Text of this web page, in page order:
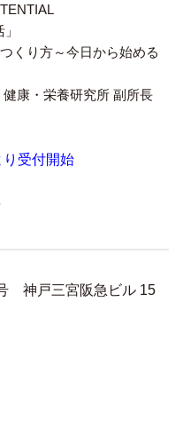
くり方～今日から始める
康・栄養研究所 副所長
受付開始
神戸三宮阪急ビル 15